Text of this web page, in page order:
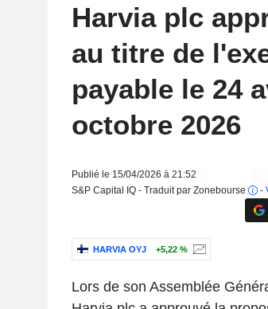
Harvia plc
au titre de
payable le 24
octobre 2026
Publié le 15/04/2026 à 21:52
S&P Capital IQ - Traduit par Zonebourse
-
HARVIA OYJ +5,22 %
Lors de son Assemblée